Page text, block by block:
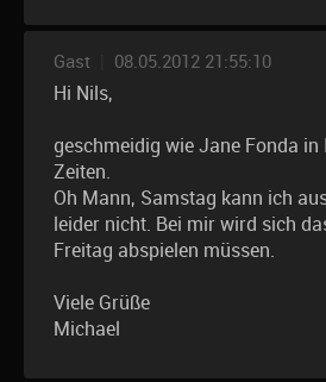
Gast 08.05.2012 21:55:10
Hi Nils,
geschmeidig wie Jane Fonda in
Zeiten.
Oh Mann, Samstag kann ich
leider nicht. Bei mir wird sich
Freitag abspielen müssen.
Viele Grüße
Michael